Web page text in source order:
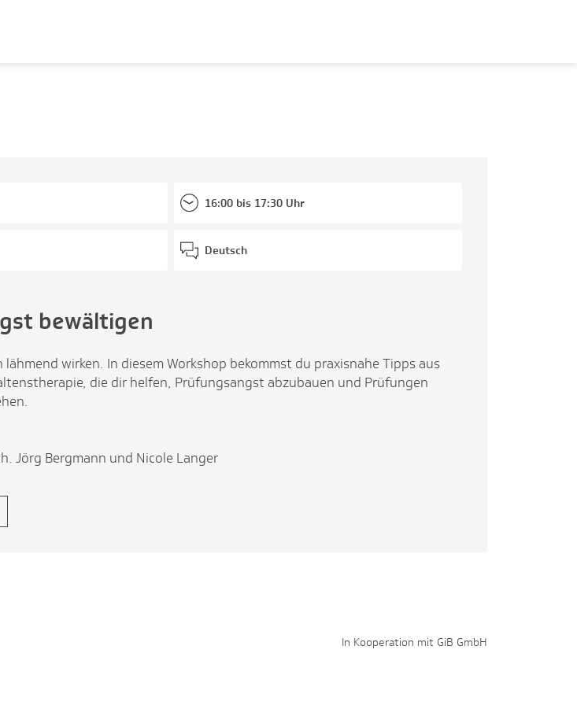
16:00 bis 17:30 Uhr
Deutsch
bewältigen
wirken. In diesem Workshop bekommst du praxisnahe Tipps aus
die dir helfen, Prüfungsangst abzubauen und Prüfungen
Jörg Bergmann und Nicole Langer
In Kooperation mit GiB GmbH